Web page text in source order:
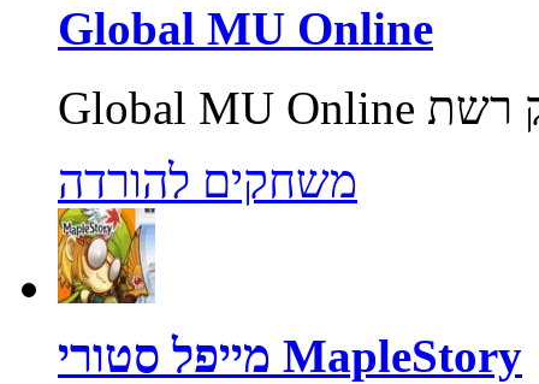
Global MU Online
משחקים להורדה
מייפל סטורי MapleStory